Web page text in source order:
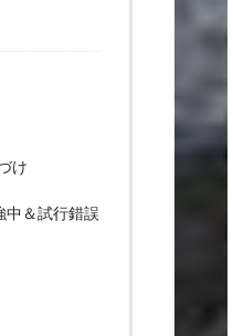
け
中＆試行錯誤